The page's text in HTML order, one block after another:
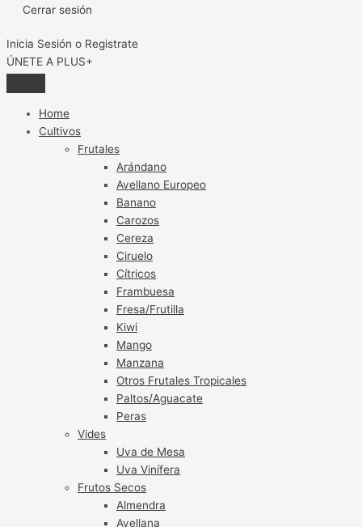
Cerrar sesión
Inicia Sesión o Registrate
ÚNETE A PLUS+
Home
Cultivos
Frutales
Arándano
Avellano Europeo
Banano
Carozos
Cereza
Ciruelo
Cítricos
Frambuesa
Fresa/Frutilla
Kiwi
Mango
Manzana
Otros Frutales Tropicales
Paltos/Aguacate
Peras
Vides
Uva de Mesa
Uva Vinífera
Frutos Secos
Almendra
Avellana